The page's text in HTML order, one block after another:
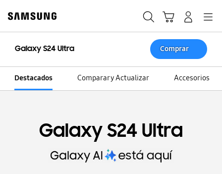
content
Galaxy S24 Ultra Comprar
Destacados Comparar y Actualizar Accesorios
Galaxy S24 Ultra